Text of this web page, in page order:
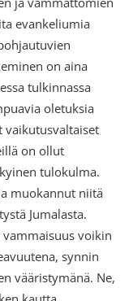
evankeliumia
on aina
tulkinnassa
oletuksia
vaikutusvaltaiset
on ollut
tulokulma.
muokannut niitä
Jumalasta.
vammaisuus voikin
synnin
vääristymänä. Ne,